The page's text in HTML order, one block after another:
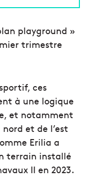
playground »
trimestre
ces
à une logique
et notamment
et de l’est
Erilia a
terrain installé
II en 2023.